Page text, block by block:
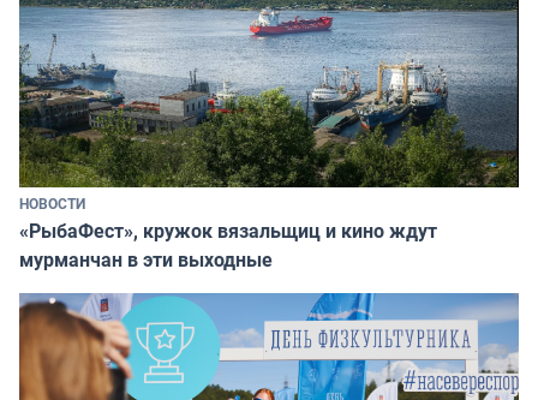
НОВОСТИ
«РыбаФест», кружок вязальщиц и кино ждут
мурманчан в эти выходные